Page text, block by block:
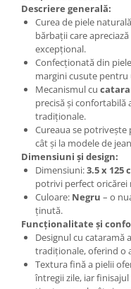
Descriere generală:
Curea de piele
bărbații care
excepțional.
Confecționată din
margini cusute pentru
Mecanismul cu
precisă și confortabilă
tradiționale.
Cureaua se
cât și la modele de
Dimensiuni și design:
Dimensiuni:3.5 x 125
potrivi perfect oricărei
Culoare: Negru – o
ținută.
Funcționalitate și
Designul cu
tradiționale, oferind o
Textura fină a pielii
întregii zile, iar